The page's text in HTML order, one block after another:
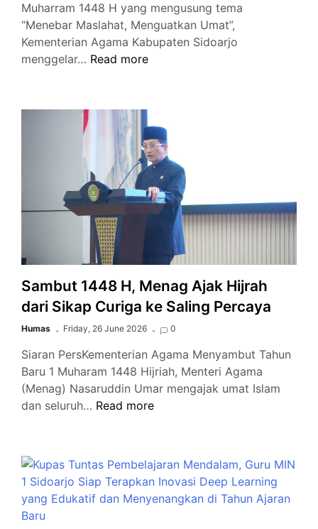
Muharram 1448 H yang mengusung tema
“Menebar Maslahat, Menguatkan Umat”,
Kementerian Agama Kabupaten Sidoarjo
menggelar… Semarak
1448
Kemanag
Kabupaten
Sidoarjo
Serahkan
Bingkisan
Kepada
Anak
Yatim
dan
Penyandang
Disabilitas
Read more
Sambut 1448 H, Menag Ajak Hijrah
dari Sikap Curiga ke Saling Percaya
Humas Friday, 26 June 2026 0
Siaran PersKementerian Agama Menyambut Tahun
Baru 1 Muharam 1448 Hijriah, Menteri Agama
(Menag) Nasaruddin Umar mengajak umat Islam
dan seluruh… Sambut
Ajak
Hijrah
dari
Read more